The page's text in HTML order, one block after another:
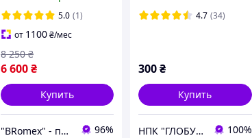
350 кг/ч
универсальный
измельчитель травы
5.0 (1)
от 1100₴/мес
6 600₴
8 250 ₴
Купить
"BRomex" - производитель оборудования для сельского хозяйства 96%
3000мл
4.7 (34)
300₴
Купить
НПК "ГЛОБУС" 100%